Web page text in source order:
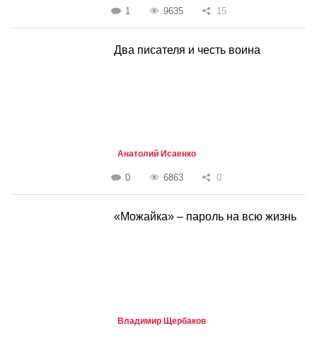
1 9635 15
Два писателя и честь воина
Анатолий Исаенко
0 6863 0
«Можайка» – пароль на всю жизнь
Владимир Щербаков